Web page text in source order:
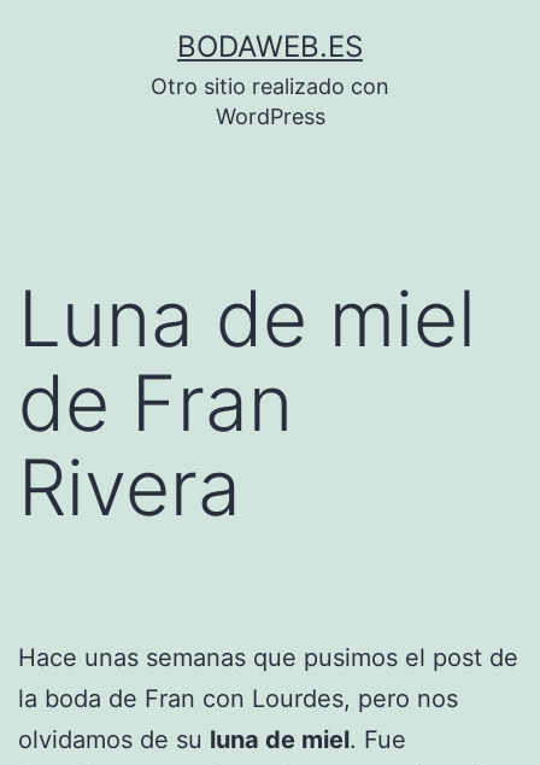
BODAWEB.ES
Otro sitio realizado con
WordPress
Luna de miel
de Fran
Rivera
Hace unas semanas que pusimos el post de
la boda de Fran con Lourdes, pero nos
olvidamos de su luna de miel. Fue